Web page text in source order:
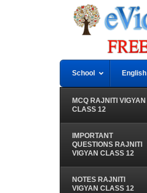
School English
MCQ RAJNITI VIGYAN
CLASS 12
IMPORTANT
QUESTIONS RAJNITI
VIGYAN CLASS 12
NOTES RAJNITI
VIGYAN CLASS 12